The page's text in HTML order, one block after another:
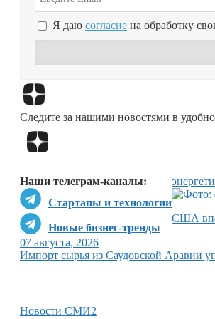
Я даю согласие на обработку
Следите за нашими новостями в
Наши телеграм-каналы:
Стартапы и технологии
Новые бизнес-тренды
США
07 августа, 2026
Импорт сырья из Саудовской Аравии
Новости СМИ2